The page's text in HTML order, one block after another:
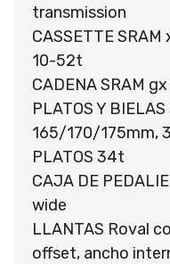
transmission
CASSETTE
10-52t
CADENA SRAM
PLATOS Y
165/170/175mm,
PLATOS 34t
CAJA DE
wide
LLANTAS Roval
offset, ancho